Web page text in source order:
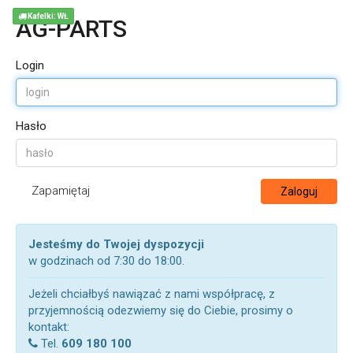
AG-PARTS
Login
Hasło
Zapamiętaj Zaloguj
Jesteśmy do Twojej dyspozycji
w godzinach od 7:30 do 18:00.
Jeżeli chciałbyś nawiązać z nami współpracę, z
przyjemnością odezwiemy się do Ciebie, prosimy o
kontakt:
Tel. 609 180 100
Kafelki: WŁ